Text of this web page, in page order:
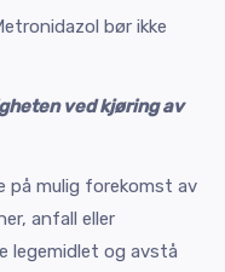
bør ikke
ved kjøring av
på mulig forekomst av
anfall eller
legemidlet og avstå